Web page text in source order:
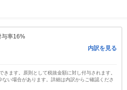
与率16%
内訳を見る
きます。原則として税抜金額に対し付与されます。
い場合があります。詳細は内訳からご確認くださ